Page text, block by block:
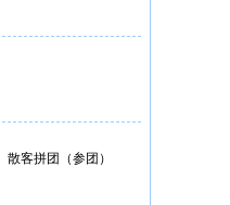
散客拼团（参团）